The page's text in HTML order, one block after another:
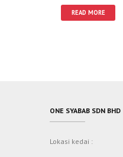
READ MORE
ONE SYABAB SDN BHD
Lokasi kedai :